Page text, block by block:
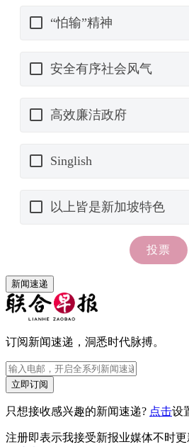
新闻速递
订阅新闻速递，洞悉时代脉搏。
立即订阅
只想接收感兴趣的新闻速递? 点击设
注册即表示我接受新报业媒体不时更